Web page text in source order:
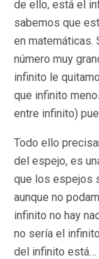
de ello, está el
sabemos que
en matemáticas.
número muy
infinito le
que infinito
entre infinito)
Todo ello
del espejo, es
que los espejos
aunque no
infinito no hay
no sería el
del infinito está…